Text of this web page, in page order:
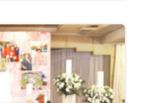
ち合わせでは、故人
グノート』の内容に
ていくことに決まり